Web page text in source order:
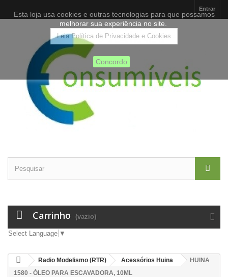
Entrar
Carrinho (vazio)
Select Language ▼
Radio Modelismo (RTR) Acessórios Huina
HUINA
1580 - ÓLEO PARA ESCAVADORA, 10ML
Esta loja usa cookies e outras tecnologias para que possamos
melhorar sua experiência no site.
Leia Política de Privacidade e Cookies
Concordo